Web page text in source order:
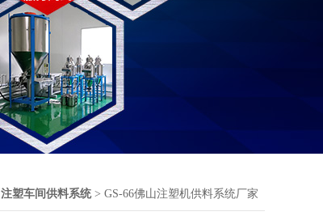
注塑车间供料系统> GS-66佛山注塑机供料系统厂家